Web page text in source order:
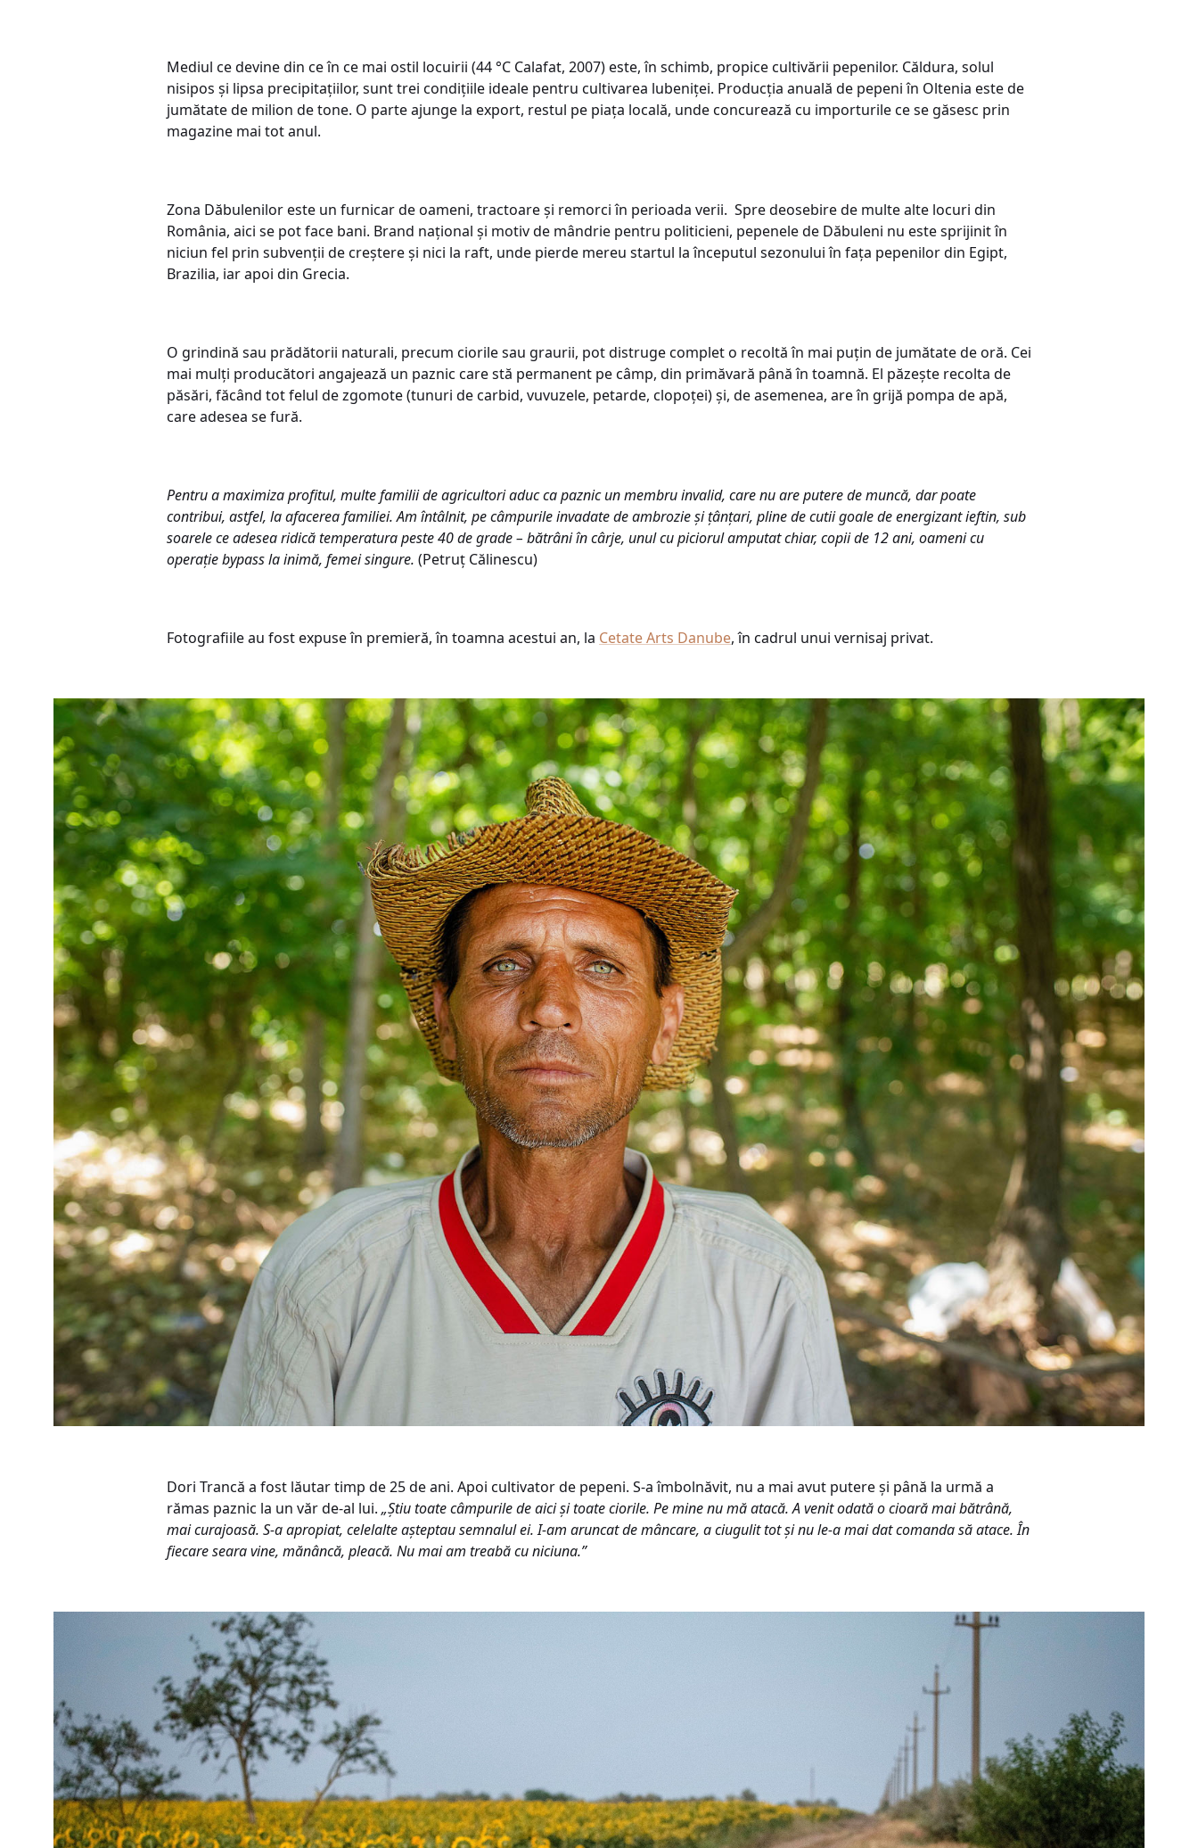
Mediul ce devine din ce în ce mai ostil locuirii (44 °C Calafat, 2007) este, în schimb, propice cultivării pepenilor. Căldura, solul
nisipos și lipsa precipitațiilor, sunt trei condițiile ideale pentru cultivarea lubeniței. Producția anuală de pepeni în Oltenia este de
jumătate de milion de tone. O parte ajunge la export, restul pe piața locală, unde concurează cu importurile ce se găsesc prin
magazine mai tot anul.
Zona Dăbulenilor este un furnicar de oameni, tractoare și remorci în perioada verii. Spre deosebire de multe alte locuri din
România, aici se pot face bani. Brand național și motiv de mândrie pentru politicieni, pepenele de Dăbuleni nu este sprijinit în
niciun fel prin subvenții de creștere și nici la raft, unde pierde mereu startul la începutul sezonului în fața pepenilor din Egipt,
Brazilia, iar apoi din Grecia.
O grindină sau prădătorii naturali, precum ciorile sau graurii, pot distruge complet o recoltă în mai puțin de jumătate de oră. Cei
mai mulți producători angajează un paznic care stă permanent pe câmp, din primăvară până în toamnă. El păzește recolta de
păsări, făcând tot felul de zgomote (tunuri de carbid, vuvuzele, petarde, clopoței) și, de asemenea, are în grijă pompa de apă,
care adesea se fură.
Pentru a maximiza profitul, multe familii de agricultori aduc ca paznic un membru invalid, care nu are putere de muncă, dar poate
contribui, astfel, la afacerea familiei. Am întâlnit, pe câmpurile invadate de ambrozie și țânțari, pline de cutii goale de energizant ieftin, sub
soarele ce adesea ridică temperatura peste 40 de grade – bătrâni în cârje, unul cu piciorul amputat chiar, copii de 12 ani, oameni cu
operație bypass la inimă, femei singure. (Petruț Călinescu)
Fotografiile au fost expuse în premieră, în toamna acestui an, la Cetate Arts Danube, în cadrul unui vernisaj privat.
Dori Trancă a fost lăutar timp de 25 de ani. Apoi cultivator de pepeni. S-a îmbolnăvit, nu a mai avut putere și până la urmă a
rămas paznic la un văr de-al lui. „Știu toate câmpurile de aici și toate ciorile. Pe mine nu mă atacă. A venit odată o cioară mai bătrână,
mai curajoasă. S-a apropiat, celelalte așteptau semnalul ei. I-am aruncat de mâncare, a ciugulit tot și nu le-a mai dat comanda să atace. În
fiecare seara vine, mănâncă, pleacă. Nu mai am treabă cu niciuna.”